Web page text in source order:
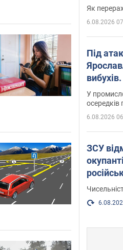
Як
6.08.2026
Під
У
осередків
6.08.2026
ЗСУ